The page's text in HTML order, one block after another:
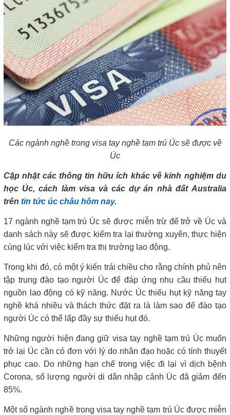
Các ngành nghề trong visa tay nghề tạm trú Úc sẽ được về
Úc
Cập nhật các thông tin hữu ích khác về kinh nghiệm du
học Úc, cách làm visa và các dự án nhà đất Australia
trên tin tức úc châu hôm nay.
17 ngành nghề tạm trú Úc sẽ được miễn trừ để trở về Úc và
danh sách này sẽ được kiểm tra lại thường xuyên, thực hiện
cùng lúc với việc kiểm tra thị trường lao động.
Trong khi đó, có một ý kiến trái chiều cho rằng chính phủ nên
tập trung đào tạo người Úc để đáp ứng nhu cầu thiếu hụt
nguồn lao động có kỹ năng. Nước Úc thiếu hụt kỹ năng tay
nghề khá nhiều và thách thức đặt ra là làm sao để đào tạo
người Úc có thể lấp đầy sự thiếu hụt đó.
Những người hiện đang giữ visa tay nghề tạm trú Úc muốn
trở lại Úc cần có đơn với lý do nhân đạo hoặc có tính thuyết
phục cao. Do những hạn chế trong việc đi lại vì dịch bệnh
Corona, số lượng người di dân nhập cảnh Úc đã giảm đến
85%.
Một số ngành nghề trong visa tay nghề tạm trú Úc được miễn